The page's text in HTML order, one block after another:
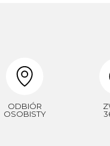
ODBIÓR
OSOBISTY